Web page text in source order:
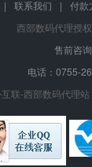
| 联系我们 | 付款
西部数码代理授
售前咨
电话：0755-
联-西部数码代理站